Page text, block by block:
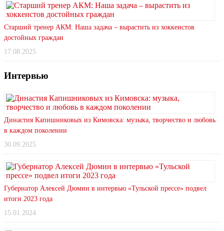
Старший тренер АКМ: Наша задача – вырастить из хоккеистов
достойных граждан
17.08.2025
Интервью
Династия Капишниковых из Кимовска: музыка, творчество и любовь
в каждом поколении
30.09.2025
Губернатор Алексей Дюмин в интервью «Тульской прессе» подвел
итоги 2023 года
15.01.2024